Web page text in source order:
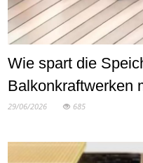
Wie spart die
Balkonkraftwerken
29/06/2026 685